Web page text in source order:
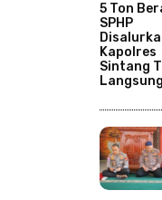
5 Ton
SPHP
Kapolres
Sintang
Langsung